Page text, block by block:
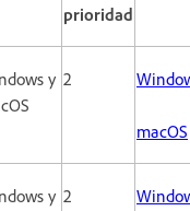
prioridad
y 2
macOS
y 2